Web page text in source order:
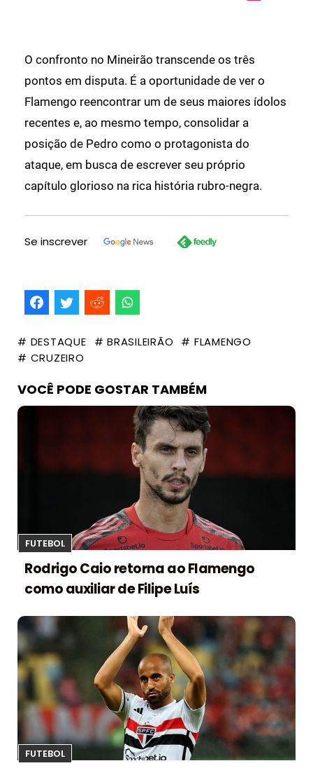
O confronto no Mineirão transcende os três
pontos em disputa. É a oportunidade de ver o
Flamengo reencontrar um de seus maiores ídolos
recentes e, ao mesmo tempo, consolidar a
posição de Pedro como o protagonista do
ataque, em busca de escrever seu próprio
capítulo glorioso na rica história rubro-negra.
Se inscrever
# DESTAQUE # BRASILEIRÃO
# FLAMENGO
# CRUZEIRO
VOCÊ PODE GOSTAR TAMBÉM
FUTEBOL
Rodrigo Caio retorna ao Flamengo
como auxiliar de Filipe Luís
FUTEBOL